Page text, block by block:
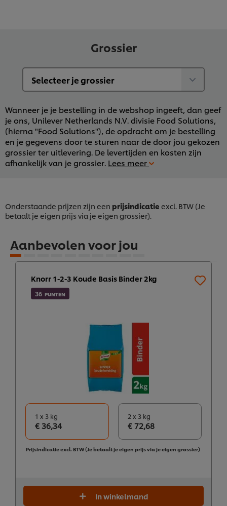
Grossier
Wanneer je je bestelling in de webshop ingeeft, dan geef
je ons, Unilever Netherlands N.V. divisie Food Solutions,
(hierna "Food Solutions"), de opdracht om je bestelling
en je gegevens door te sturen naar de door jou gekozen
grossier ter uitlevering. De levertijden en kosten zijn
afhankelijk van je grossier. Lees meer
Onderstaande prijzen zijn een prijsindicatie excl. BTW (Je
betaalt je eigen prijs via je eigen grossier).
Aanbevolen voor jou
Knorr 1-2-3 Koude Basis Binder 2kg
36 PUNTEN
1 x 3 kg
€ 36,34
2 x 3 kg
€ 72,68
Prijsindicatie excl. BTW (Je betaalt je eigen prijs via je eigen grossier)
In winkelmand